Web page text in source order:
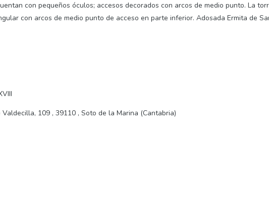
con pequeños óculos; accesos decorados con arcos de medio punto. La
con arcos de medio punto de acceso en parte inferior. Adosada Ermita de
109 , 39110 , Soto de la Marina (Cantabria)